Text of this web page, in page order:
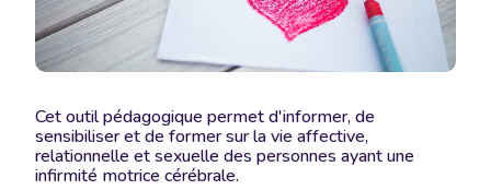
Cet outil pédagogique permet d'informer, de
sensibiliser et de former sur la vie affective,
relationnelle et sexuelle des personnes ayant une
infirmité motrice cérébrale.